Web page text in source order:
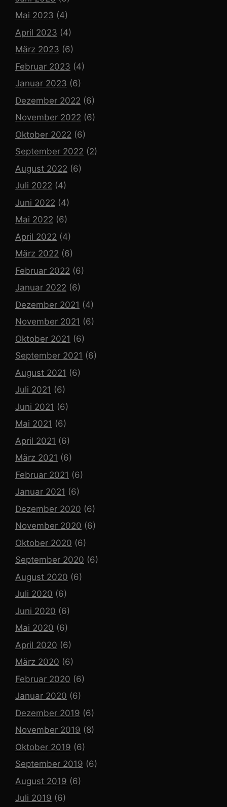
Mai 2023 (4)
April 2023 (4)
März 2023 (6)
Februar 2023 (4)
Januar 2023 (6)
Dezember 2022 (6)
November 2022 (6)
Oktober 2022 (6)
September 2022 (2)
August 2022 (6)
Juli 2022 (4)
Juni 2022 (4)
Mai 2022 (6)
April 2022 (4)
März 2022 (6)
Februar 2022 (6)
Januar 2022 (6)
Dezember 2021 (4)
November 2021 (6)
Oktober 2021 (6)
September 2021 (6)
August 2021 (6)
Juli 2021 (6)
Juni 2021 (6)
Mai 2021 (6)
April 2021 (6)
März 2021 (6)
Februar 2021 (6)
Januar 2021 (6)
Dezember 2020 (6)
November 2020 (6)
Oktober 2020 (6)
September 2020 (6)
August 2020 (6)
Juli 2020 (6)
Juni 2020 (6)
Mai 2020 (6)
April 2020 (6)
März 2020 (6)
Februar 2020 (6)
Januar 2020 (6)
Dezember 2019 (6)
November 2019 (8)
Oktober 2019 (6)
September 2019 (6)
August 2019 (6)
Juli 2019 (6)